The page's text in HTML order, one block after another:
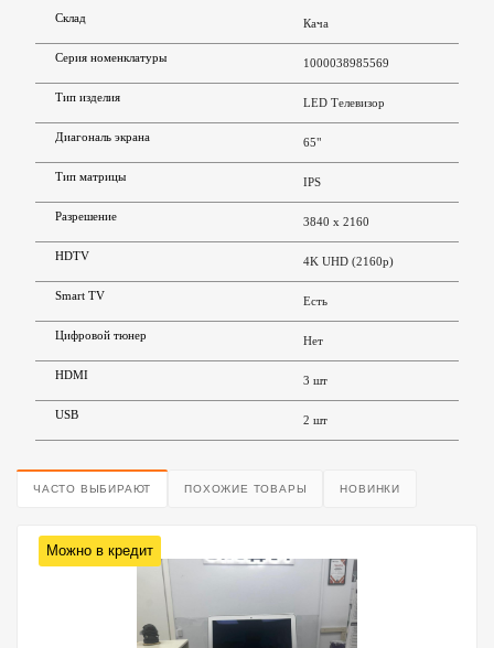
Склад Кача
Серия номенклатуры 1000038985569
Тип изделия LED Телевизор
Диагональ экрана 65"
Тип матрицы IPS
Разрешение 3840 x 2160
HDTV 4K UHD (2160p)
Smart TV Есть
Цифровой тюнер Нет
HDMI 3 шт
USB 2 шт
ЧАСТО ВЫБИРАЮТ ПОХОЖИЕ ТОВАРЫ НОВИНКИ
Можно в кредит